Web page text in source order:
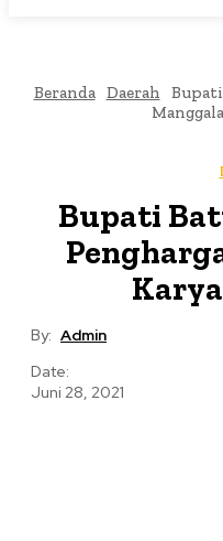
Beranda Daerah
Bupati
Bupati
By: Admin
Date:
Juni 28, 2021